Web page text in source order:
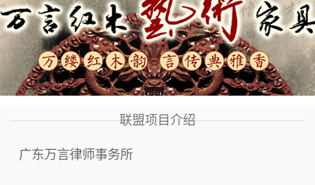
联盟项目介绍
广东万言律师事务所